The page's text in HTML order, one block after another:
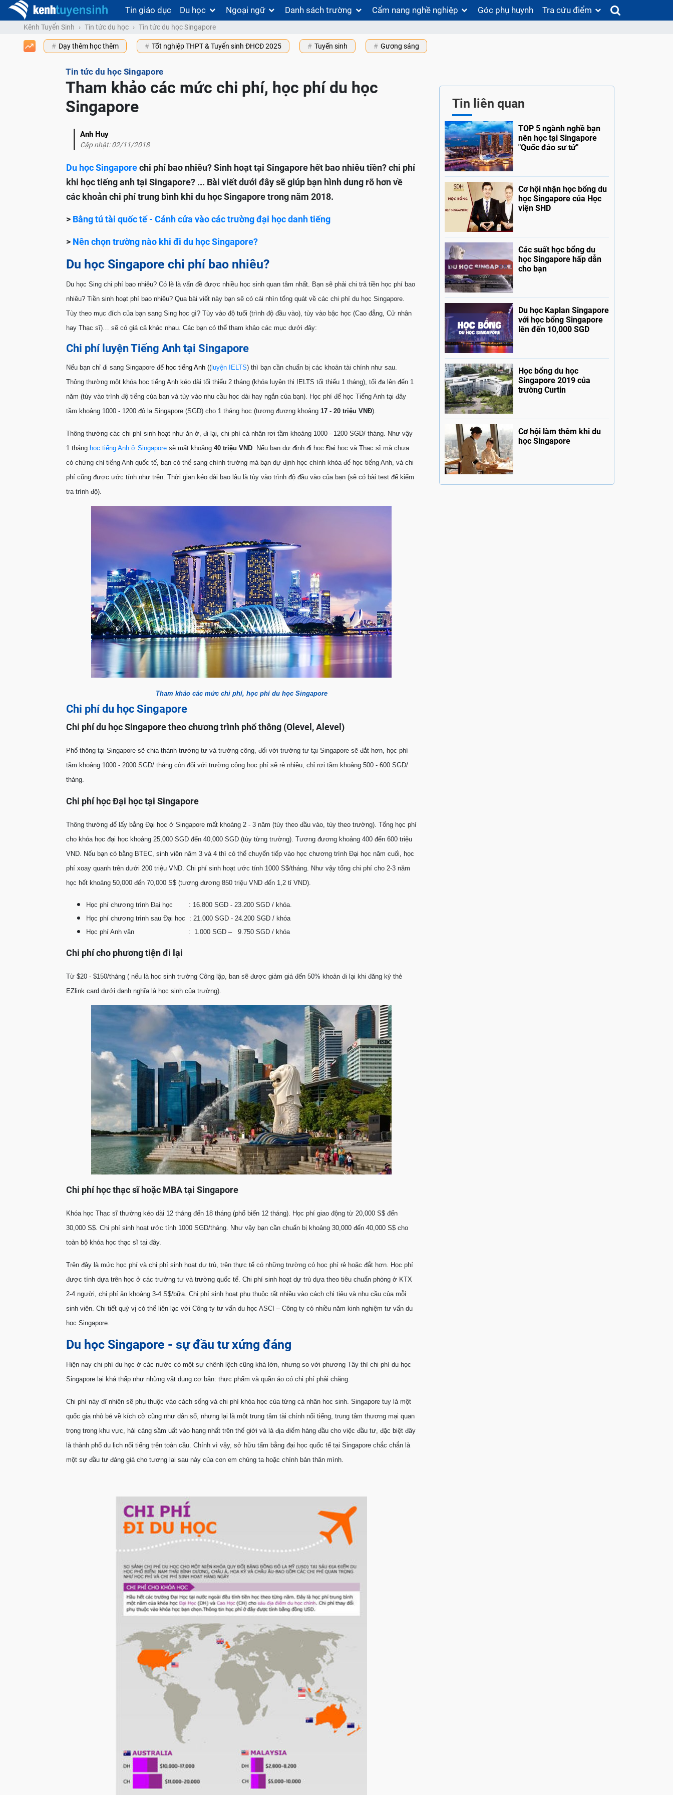
Tin giáo dục Du học Ngoại ngữ Danh sách trường Cẩm nang nghề nghiệp Góc phụ huynh Tra cứu điểm
Kênh Tuyển Sinh Tin tức du học Tin tức du học Singapore
Dạy thêm học thêm Tốt nghiệp THPT & Tuyển sinh ĐHCĐ 2025 Tuyến sinh Gương sáng
Tin tức du học Singapore
Tham khảo các mức chi phí, học phí du học
Singapore
Anh Huy
Cập nhật: 02/11/2018
Du học Singaporechi phí bao nhiêu? Sinh hoạt tại Singapore hết bao nhiêu tiền? chi phí
khi học tiếng anh tại Singapore? ... Bài viết dưới đây sẽ giúp bạn hình dung rõ hơn về
các khoản chi phí trung bình khi du học Singapore trong năm 2018.
> Bằng tú tài quốc tế - Cánh cửa vào các trường đại học danh tiếng
> Nên chọn trường nào khi đi du học Singapore?
Du học Singapore chi phí bao nhiêu?
Du học Sing chi phí bao nhiêu? Có lẽ là vấn đề được nhiều học sinh quan tâm nhất. Bạn sẽ phải chi trả tiền học phí bao
nhiêu? Tiền sinh hoạt phí bao nhiêu? Qua bài viết này bạn sẽ có cái nhìn tổng quát về các chi phí du học Singapore.
Tùy theo mục đích của bạn sang Sing học gì? Tùy vào độ tuổi (trình độ đầu vào), tùy vào bậc học (Cao đẳng, Cử nhân
hay Thạc sĩ)… sẽ có giá cả khác nhau. Các bạn có thể tham khảo các mục dưới đây:
Chi phí luyện Tiếng Anh tại Singapore
Nếu bạn chỉ đi sang Singapore để học tiếng Anh (( luyện IELTS) thì bạn cần chuẩn bị các khoản tài chính như sau.
Thông thường một khóa học tiếng Anh kéo dài tối thiểu 2 tháng (khóa luyện thi IELTS tối thiểu 1 tháng), tối đa lên đến 1
năm (tùy vào trình độ tiếng của bạn và tùy vào nhu cầu học dài hay ngắn của bạn). Học phí để học Tiếng Anh tại đây
tầm khoảng 1000 - 1200 đô la Singapore (SGD) cho 1 tháng học (tương đương khoảng 17 - 20 triệu VNĐ).
Thông thường các chi phí sinh hoạt như ăn ở, đi lại, chi phí cá nhân rơi tầm khoảng 1000 - 1200 SGD/ tháng. Như vậy
1 tháng học tiếng Anh ở Singapore sẽ mất khoảng 40 triệu VND. Nếu bạn dự định đi học Đại học và Thạc sĩ mà chưa
có chứng chỉ tiếng Anh quốc tế, bạn có thể sang chính trường mà bạn dự định học chính khóa để học tiếng Anh, và chi
phí cũng được ước tính như trên. Thời gian kéo dài bao lâu là tùy vào trình độ đầu vào của bạn (sẽ có bài test để kiểm
tra trình độ).
Tham khảo các mức chi phí, học phí du học Singapore
Chi phí du học Singapore
Chi phí du học Singapore theo chương trình phổ thông (Olevel, Alevel)
Phổ thông tại Singapore sẽ chia thành trường tư và trường công, đối với trường tư tại Singapore sẽ đắt hơn, học phí
tầm khoảng 1000 - 2000 SGD/ tháng còn đối với trường công học phí sẽ rẻ nhiều, chỉ rơi tầm khoảng 500 - 600 SGD/
tháng.
Chi phí học Đại học tại Singapore
Thông thường để lấy bằng Đại học ở Singapore mất khoảng 2 - 3 năm (tùy theo đầu vào, tùy theo trường). Tổng học phí
cho khóa học đại học khoảng 25,000 SGD đến 40,000 SGD (tùy từng trường). Tương đương khoảng 400 đến 600 triệu
VND. Nếu bạn có bằng BTEC, sinh viên năm 3 và 4 thì có thể chuyển tiếp vào học chương trình Đại học năm cuối, học
phí xoay quanh trên dưới 200 triệu VND. Chi phí sinh hoạt ước tính 1000 S$/tháng. Như vậy tổng chi phí cho 2-3 năm
học hết khoảng 50,000 đến 70,000 S$ (tương đương 850 triệu VND đến 1,2 tỉ VND).
Học phí chương trình Đại học : 16.800 SGD - 23.200 SGD / khóa.
Học phí chương trình sau Đại học : 21.000 SGD - 24.200 SGD / khóa
Học phí Anh văn : 1.000 SGD – 9.750 SGD / khóa
Chi phí cho phương tiện đi lại
Từ $20 - $150/tháng ( nếu là học sinh trường Công lập, ban sẽ được giảm giá đến 50% khoản đi lại khi đăng ký thẻ
EZlink card dưới danh nghĩa là học sinh của trường).
Chi phí học thạc sĩ hoặc MBA tại Singapore
Khóa học Thạc sĩ thường kéo dài 12 tháng đến 18 tháng (phổ biến 12 tháng). Học phí giao động từ 20,000 S$ đến
30,000 S$. Chi phí sinh hoạt ước tính 1000 SGD/tháng. Như vậy bạn cần chuẩn bị khoảng 30,000 đến 40,000 S$ cho
toàn bộ khóa học thạc sĩ tại đây.
Trên đây là mức học phí và chi phí sinh hoạt dự trù, trên thực tế có những trường có học phí rẻ hoặc đắt hơn. Học phí
được tính dựa trên học ở các trường tư và trường quốc tế. Chi phí sinh hoạt dự trù dựa theo tiêu chuẩn phòng ở KTX
2-4 người, chi phí ăn khoảng 3-4 S$/bữa. Chi phí sinh hoạt phụ thuộc rất nhiều vào cách chi tiêu và nhu cầu của mỗi
sinh viên. Chi tiết quý vị có thể liên lạc với Công ty tư vấn du học ASCI – Công ty có nhiều năm kinh nghiệm tư vấn du
học Singapore.
Du học Singapore - sự đầu tư xứng đáng
Hiện nay chi phí du học ở các nước có một sự chênh lệch cũng khá lớn, nhưng so với phương Tây thì chi phí du học
Singapore lại khá thấp như những vật dụng cơ bản: thực phẩm và quần áo có chi phí phải chăng.
Chi phí này dĩ nhiên sẽ phụ thuộc vào cách sống và chi phí khóa học của từng cá nhân hoc sinh. Singapore tuy là một
quốc gia nhỏ bé về kích cỡ cũng như dân số, nhưng lại là một trung tâm tài chính nổi tiếng, trung tâm thương mại quan
trọng trong khu vực, hải cảng sầm uất vào hạng nhất trên thế giới và là địa điểm hàng đầu cho việc đầu tư, đặc biệt đây
là thành phố du lịch nổi tiếng trên toàn cầu. Chính vì vậy, sở hữu tấm bằng đại học quốc tế tại Singapore chắc chắn là
một sự đầu tư đáng giá cho tương lai sau này của con em chúng ta hoặc chính bản thân mình.
Tin liên quan
TOP 5 ngành nghề bạn
nên học tại Singapore
"Quốc đảo sư tử"
Cơ hội nhận học bổng du
học Singapore của Học
viện SHD
Các suất học bổng du
học Singapore hấp dẫn
cho bạn
Du học Kaplan Singapore
với học bổng Singapore
lên đến 10,000 SGD
Học bổng du học
Singapore 2019 của
trường Curtin
Cơ hội làm thêm khi du
học Singapore